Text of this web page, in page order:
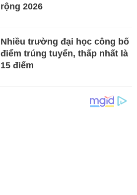
rộng 2026
Nhiều trường đại học công bố
điểm trúng tuyển, thấp nhất là
15 điểm